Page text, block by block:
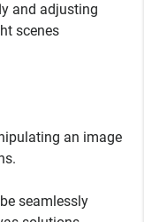
and adjusting
scenes
an image
seamlessly